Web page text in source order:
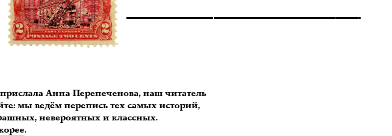
Анна Перепеченова, наш читатель
мы ведём перепись тех самых историй,
невероятных и классных.
.